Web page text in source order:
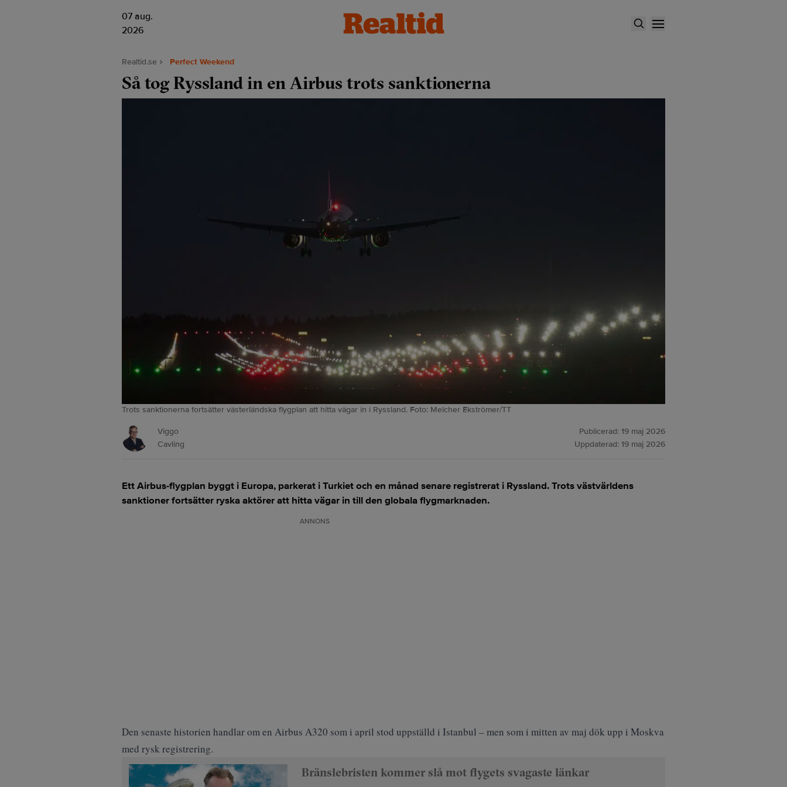
07 aug.
2026
Realtid.se Perfect Weekend
Så tog Ryssland in en Airbus trots sanktionerna
Trots sanktionerna fortsätter västerländska flygplan att hitta vägar in i Ryssland. Foto: Melcher Ekströmer/TT
Viggo
Cavling
Publicerad: 19 maj 2026
Uppdaterad: 19 maj 2026
Ett Airbus-flygplan byggt i Europa, parkerat i Turkiet och en månad senare registrerat i Ryssland. Trots västvärldens
sanktioner fortsätter ryska aktörer att hitta vägar in till den globala flygmarknaden.
ANNONS
Den senaste historien handlar om en Airbus A320 som i april stod uppställd i Istanbul – men som i mitten av maj dök upp i Moskva
med rysk registrering.
Bränslebristen kommer slå mot flygets svagaste länkar